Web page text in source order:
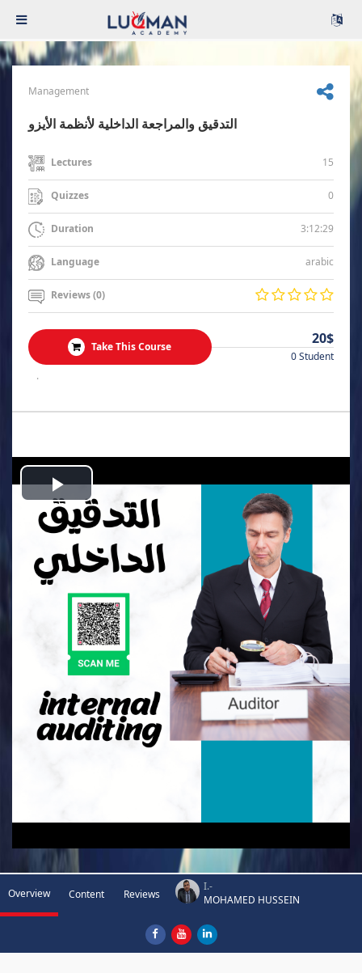
Management
التدقيق والمراجعة الداخلية لأنظمة الأيزو
Lectures 15
Quizzes 0
Duration 3:12:29
Language arabic
Reviews (0)
Take This Course 20$
0 Student
.
Play
Video
Overview Content Reviews
I.-
MOHAMED HUSSEIN